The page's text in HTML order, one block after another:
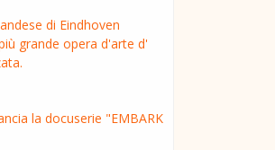
di Eindhoven
grande opera d'arte d'
la docuserie "EMBARK